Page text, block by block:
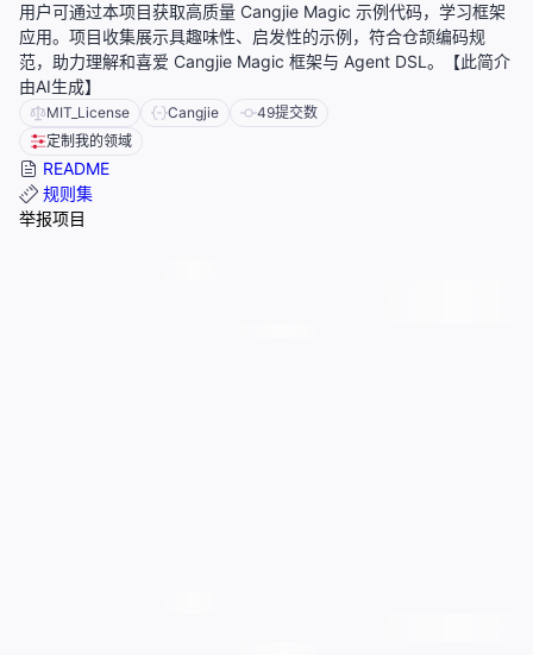
用户可通过本项目获取高质量 Cangjie Magic 示例代码，学习框架
应用。项目收集展示具趣味性、启发性的示例，符合仓颉编码规
范，助力理解和喜爱 Cangjie Magic 框架与 Agent DSL。【此简介
由AI生成】
MIT_License Cangjie 49提交数
定制我的领域
README
规则集
举报项目